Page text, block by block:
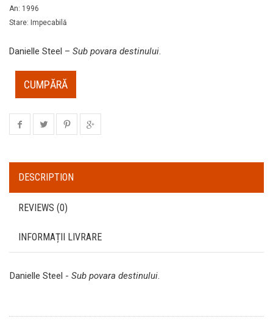
An: 1996
Stare: Impecabilă
Danielle Steel – Sub povara destinului.
CUMPĂRĂ
DESCRIPTION
REVIEWS (0)
INFORMAȚII LIVRARE
Danielle Steel - Sub povara destinului.